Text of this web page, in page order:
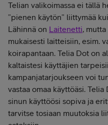
Telian valikoimassa ei tällä
”pienen käytön” liittymää
Lähinnä on Laitenetti,
mukaisesti laitteisiin, esim.
koirapantaan. Telia Dot on
kaltaistesi käyttäjien
kampanjatarjoukseen voi
vastaa omaa käyttöäsi.
sinun käyttöösi sopiva ja
tarvitse tosiaan muutoksia